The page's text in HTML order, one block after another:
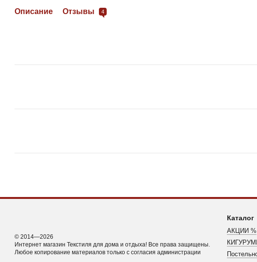
Описание Отзывы 4
© 2014—2026
Интернет магазин Текстиля для дома и отдыха! Все права защищены.
Любое копирование материалов только с согласия администрации
Каталог
АКЦИИ %